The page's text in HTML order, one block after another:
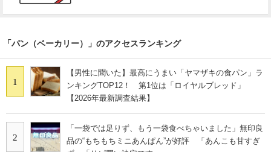
「パン（ベーカリー）」のアクセスランキング
1
【男性に聞いた】最高にうまい「ヤマザキの食パン」ラ
ンキングTOP12！ 第1位は「ロイヤルブレッド」
【2026年最新調査結果】
2
「一袋では足りず、もう一袋食べちゃいました」無印良
品の“もちもちミニあんぱん”が好評 「あんこも甘すぎ